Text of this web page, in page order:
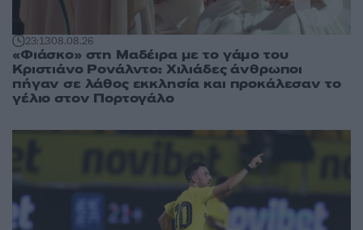
23:1308.08.26
«Φιάσκο» στη Μαδέιρα με το γάμο του
Κριστιάνο Ρονάλντο: Χιλιάδες άνθρωποι
πήγαν σε λάθος εκκλησία και προκάλεσαν το
γέλιο στον Πορτογάλο